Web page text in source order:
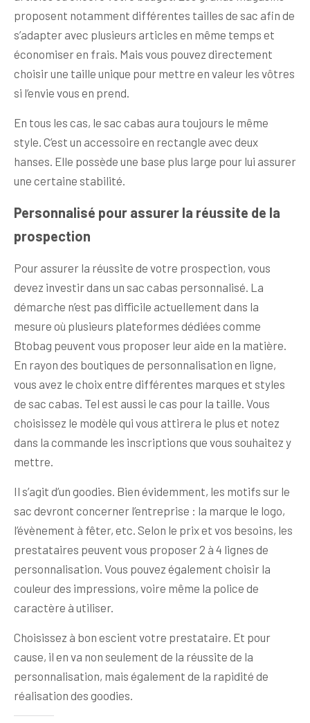
proposent notamment différentes tailles de sac afin de
s’adapter avec plusieurs articles en même temps et
économiser en frais. Mais vous pouvez directement
choisir une taille unique pour mettre en valeur les vôtres
si l’envie vous en prend.
En tous les cas, le sac cabas aura toujours le même
style. C’est un accessoire en rectangle avec deux
hanses. Elle possède une base plus large pour lui assurer
une certaine stabilité.
Personnalisé pour assurer la réussite de la
prospection
Pour assurer la réussite de votre prospection, vous
devez investir dans un sac cabas personnalisé. La
démarche n’est pas difficile actuellement dans la
mesure où plusieurs plateformes dédiées comme
Btobag peuvent vous proposer leur aide en la matière.
En rayon des boutiques de personnalisation en ligne,
vous avez le choix entre différentes marques et styles
de sac cabas. Tel est aussi le cas pour la taille. Vous
choisissez le modèle qui vous attirera le plus et notez
dans la commande les inscriptions que vous souhaitez y
mettre.
Il s’agit d’un goodies. Bien évidemment, les motifs sur le
sac devront concerner l’entreprise : la marque le logo,
l’évènement à fêter, etc. Selon le prix et vos besoins, les
prestataires peuvent vous proposer 2 à 4 lignes de
personnalisation. Vous pouvez également choisir la
couleur des impressions, voire même la police de
caractère à utiliser.
Choisissez à bon escient votre prestataire. Et pour
cause, il en va non seulement de la réussite de la
personnalisation, mais également de la rapidité de
réalisation des goodies.